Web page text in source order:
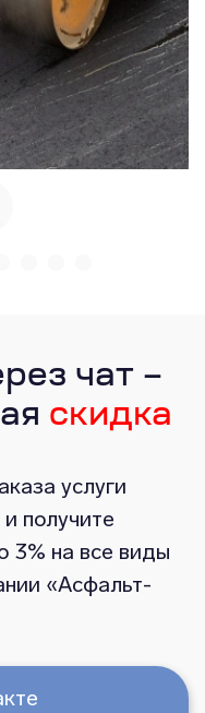
чат –
скидка
услуги
получите
3% на все виды
«Асфальт-